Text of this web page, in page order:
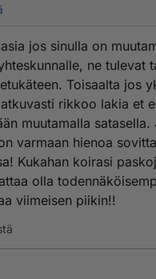
mustille ja hakaten heiltä
vastaan on laki, ja
kuin koiran kakkaläjästä,
ole hävinneet.
naivi kuva maailmasta, jos
sana" ja sitä ihmiset
rangaistus tulee
satasista) ja se siitä.
tai takavarikkoa tai
ei ole odotettavissa. Eihän
kaada, eikä siihen kukaan
en aio ryhtyä sen
kuin aiemminkaan. Eli
jos sinulla on
ne tulevat
Toisaalta jos
rikkoo lakia et
muutamalla satasella.
varmaan hienoa
Kukahan koirasi
olla
viimeisen piikin!!